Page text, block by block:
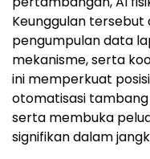
Keunggulan
pengumpulan data
mekanisme, serta
ini memperkuat
otomatisasi
serta membuka
signifikan dalam